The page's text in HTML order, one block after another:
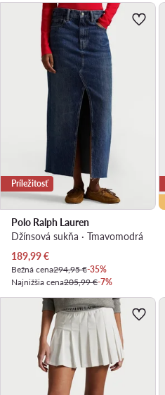
Príležitosť
Polo Ralph Lauren
Džínsová sukňa · Tmavomodrá
Aktuálna cena
189,99€
Bežná cena294,95 €-35%
Najnižšia cena205,99 €-7%